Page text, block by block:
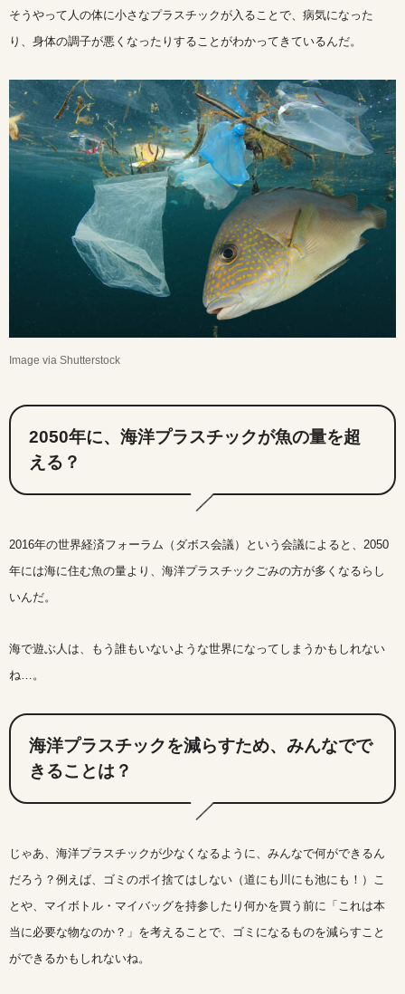
そうやって人の体に小さなプラスチックが入ることで、病気になった
り、身体の調子が悪くなったりすることがわかってきているんだ。
Image via Shutterstock
2050年に、海洋プラスチックが魚の量を超
える？
2016年の世界経済フォーラム（ダボス会議）という会議によると、2050
年には海に住む魚の量より、海洋プラスチックごみの方が多くなるらし
いんだ。
海で遊ぶ人は、もう誰もいないような世界になってしまうかもしれない
ね…。
海洋プラスチックを減らすため、みんなでで
きることは？
じゃあ、海洋プラスチックが少なくなるように、みんなで何ができるん
だろう？例えば、ゴミのポイ捨てはしない（道にも川にも池にも！）こ
とや、マイボトル・マイバッグを持参したり何かを買う前に「これは本
当に必要な物なのか？」を考えることで、ゴミになるものを減らすこと
ができるかもしれないね。